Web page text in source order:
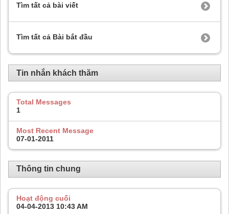
Tìm tất cả bài viết
Tìm tất cả Bài bắt đầu
Tin nhắn khách thăm
Total Messages
1
Most Recent Message
07-01-2011
Thông tin chung
Hoạt động cuối
04-04-2013 10:43 AM